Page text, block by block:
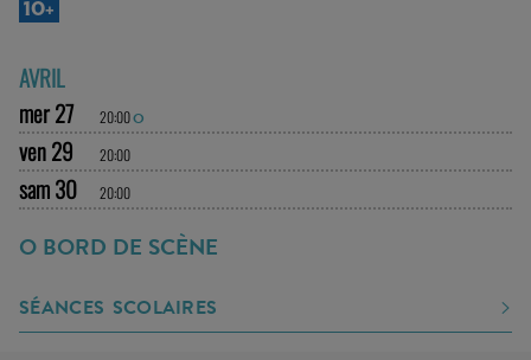
10+
AVRIL
mer 27
20:00O
ven 29 20:00
sam 30 20:00
O BORD DE SCÈNE
SÉANCES SCOLAIRES